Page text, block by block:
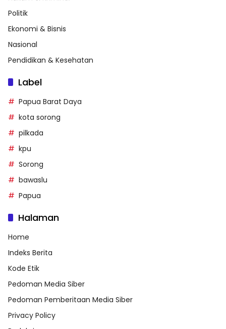
Politik
Ekonomi & Bisnis
Nasional
Pendidikan & Kesehatan
Label
Papua Barat Daya
kota sorong
pilkada
kpu
Sorong
bawaslu
Papua
Halaman
Home
Indeks Berita
Kode Etik
Pedoman Media Siber
Pedoman Pemberitaan Media Siber
Privacy Policy